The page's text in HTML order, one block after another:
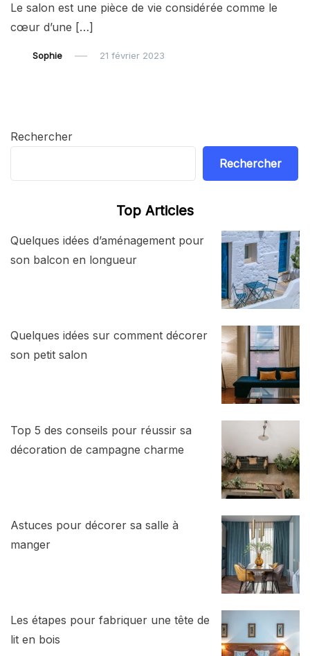
Le salon est une pièce de vie considérée comme le
cœur d’une […]
Sophie 21 février 2023
Rechercher
Rechercher
Top Articles
Quelques idées d’aménagement pour
son balcon en longueur
Quelques idées sur comment décorer
son petit salon
Top 5 des conseils pour réussir sa
décoration de campagne charme
Astuces pour décorer sa salle à
manger
Les étapes pour fabriquer une tête de
lit en bois